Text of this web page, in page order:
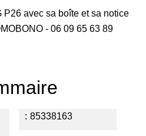
P26 avec sa boîte et sa notice
- 06 09 65 63 89
85338163